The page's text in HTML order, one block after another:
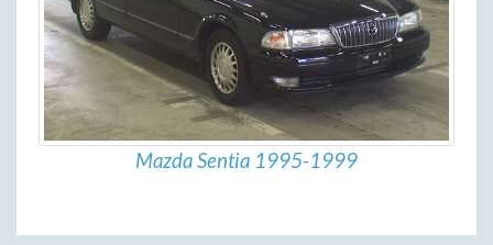
Mazda Sentia 1995-1999